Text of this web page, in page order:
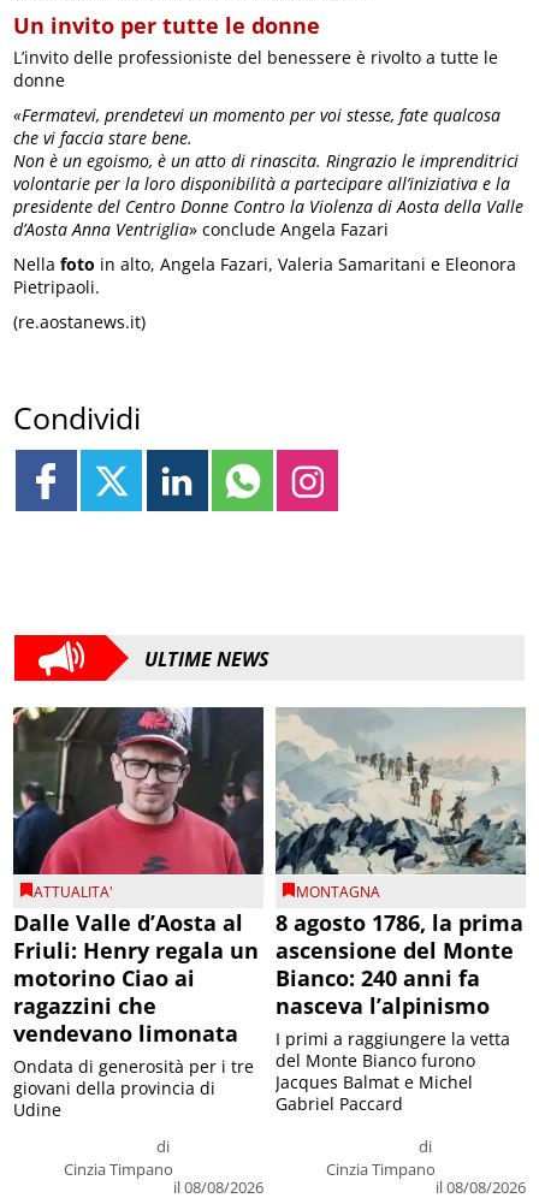
Un invito per tutte le donne
L’invito delle professioniste del benessere è rivolto a tutte le
donne
«Fermatevi, prendetevi un momento per voi stesse, fate qualcosa
che vi faccia stare bene.
Non è un egoismo, è un atto di rinascita. Ringrazio le imprenditrici
volontarie per la loro disponibilità a partecipare all’iniziativa e la
presidente del Centro Donne Contro la Violenza di Aosta della Valle
d’Aosta Anna Ventriglia» conclude Angela Fazari
Nellafoto in alto, Angela Fazari, Valeria Samaritani e Eleonora
Pietripaoli.
(re.aostanews.it)
Condividi
ULTIME NEWS
ATTUALITA'
Dalle Valle d’Aosta al
Friuli: Henry regala un
motorino Ciao ai
ragazzini che
vendevano limonata
di
Cinzia Timpano
il 08/08/2026
Ondata di generosità per i tre
giovani della provincia di
Udine
MONTAGNA
8 agosto 1786, la prima
ascensione del Monte
Bianco: 240 anni fa
nasceva l’alpinismo
di
Cinzia Timpano
il 08/08/2026
I primi a raggiungere la vetta
del Monte Bianco furono
Jacques Balmat e Michel
Gabriel Paccard